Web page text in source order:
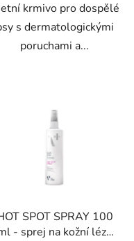
krmivo pro dospělé
s dermatologickými
poruchami a...
SPOT SPRAY 100
- sprej na kožní léze